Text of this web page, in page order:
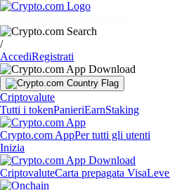
/
AccediRegistrati
Criptovalute
Tutti i tokenPanieriEarnStaking
Crypto.com AppPer tutti gli utenti
Inizia
CriptovaluteCarta prepagata Visa